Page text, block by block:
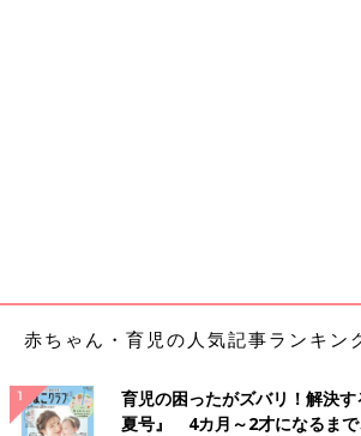
赤ちゃん・育児の人気記事ランキン
育児の困ったがズバリ！解決
夏号』 4カ月～2才になるまで